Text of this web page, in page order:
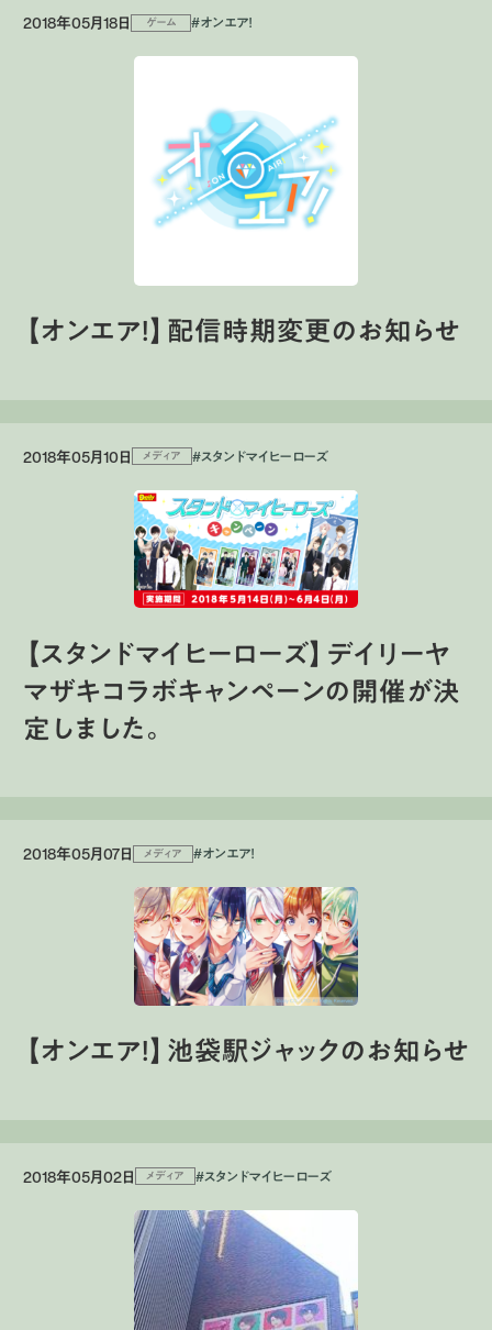
2018年05月18日 ゲーム #オンエア！
【オンエア！】配信時期変更のお知らせ
2018年05月10日 メディア #スタンドマイヒーローズ
【スタンドマイヒーローズ】デイリーヤ
マザキコラボキャンペーンの開催が決
定しました。
2018年05月07日 メディア #オンエア！
【オンエア！】池袋駅ジャックのお知らせ
2018年05月02日 メディア #スタンドマイヒーローズ